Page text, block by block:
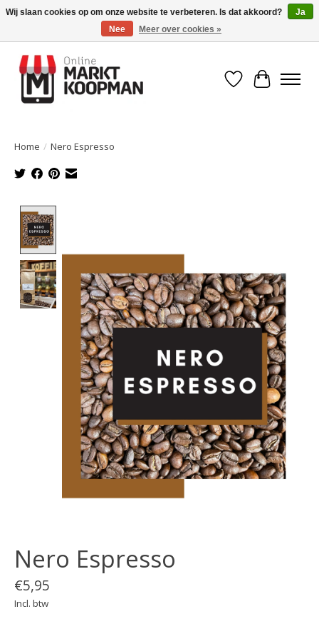
Voor 15:00 besteld, morgen in huis!
Verlanglijst
Home / Nero Espresso
Nero Espresso
€5,95
Incl. btw
Wij slaan cookies op om onze website te verbeteren. Is dat akkoord?
Ja
Nee
Meer over cookies »